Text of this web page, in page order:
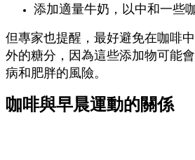
添加適量牛奶，以中和一些
但專家也提醒，最好避免在咖啡
外的糖分，因為這些添加物可能
病和肥胖的風險。
咖啡與早晨運動的關係